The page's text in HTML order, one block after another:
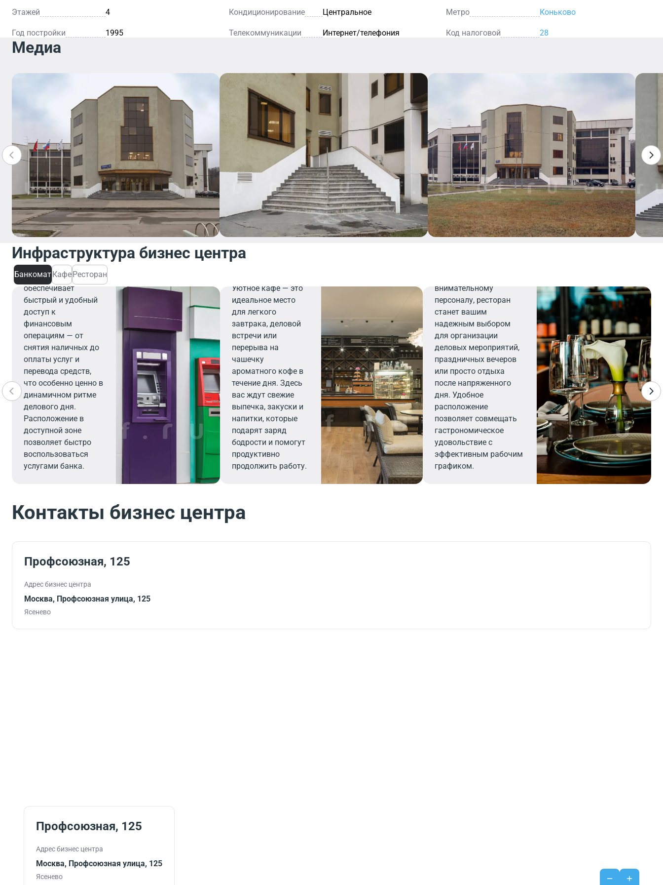
Этажей 4 Кондиционирование Центральное Метро Коньково
Год постройки 1995 Телекоммуникации Интернет/телефония Код налоговой 28
Медиа
Инфраструктура бизнес центра
БанкоматКафеРесторан
Банкомат
Банкомат
обеспечивает
быстрый и удобный
доступ к
финансовым
операциям — от
снятия наличных до
оплаты услуг и
перевода средств,
что особенно ценно в
динамичном ритме
делового дня.
Расположение в
доступной зоне
позволяет быстро
воспользоваться
услугами банка.
Уютное кафе — это
идеальное место
для легкого
завтрака, деловой
встречи или
перерыва на
чашечку
ароматного кофе в
течение дня. Здесь
вас ждут свежие
выпечка, закуски и
напитки, которые
подарят заряд
бодрости и помогут
продуктивно
продолжить работу.
внимательному
персоналу, ресторан
станет вашим
надежным выбором
для организации
деловых мероприятий,
праздничных вечеров
или просто отдыха
после напряженного
дня. Удобное
расположение
позволяет совмещать
гастрономическое
удовольствие с
эффективным рабочим
графиком.
Контакты бизнес центра
Профсоюзная, 125
Адрес бизнес центра
Москва, Профсоюзная улица, 125
Ясенево
Профсоюзная, 125
Адрес бизнес центра
Москва, Профсоюзная улица, 125
Ясенево